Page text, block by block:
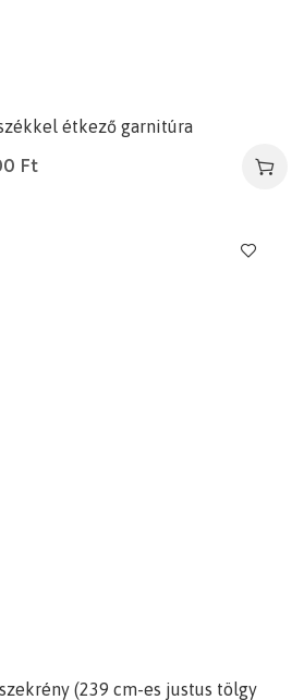
étkező garnitúra
Ft
(239 cm-es justus tölgy